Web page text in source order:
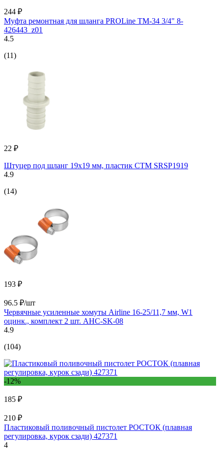
244 ₽
Муфта ремонтная для шланга PROLine TM-34 3/4" 8-
426443_z01
4.5
(11)
22 ₽
Штуцер под шланг 19x19 мм, пластик СТМ SRSP1919
4.9
(14)
193 ₽
96.5 ₽/шт
Червячные усиленные хомуты Airline 16-25/11,7 мм, W1
оцинк., комплект 2 шт. AHC-SK-08
4.9
(104)
-12%
185 ₽
210 ₽
Пластиковый поливочный пистолет РОСТОК (плавная
регулировка, курок сзади) 427371
4